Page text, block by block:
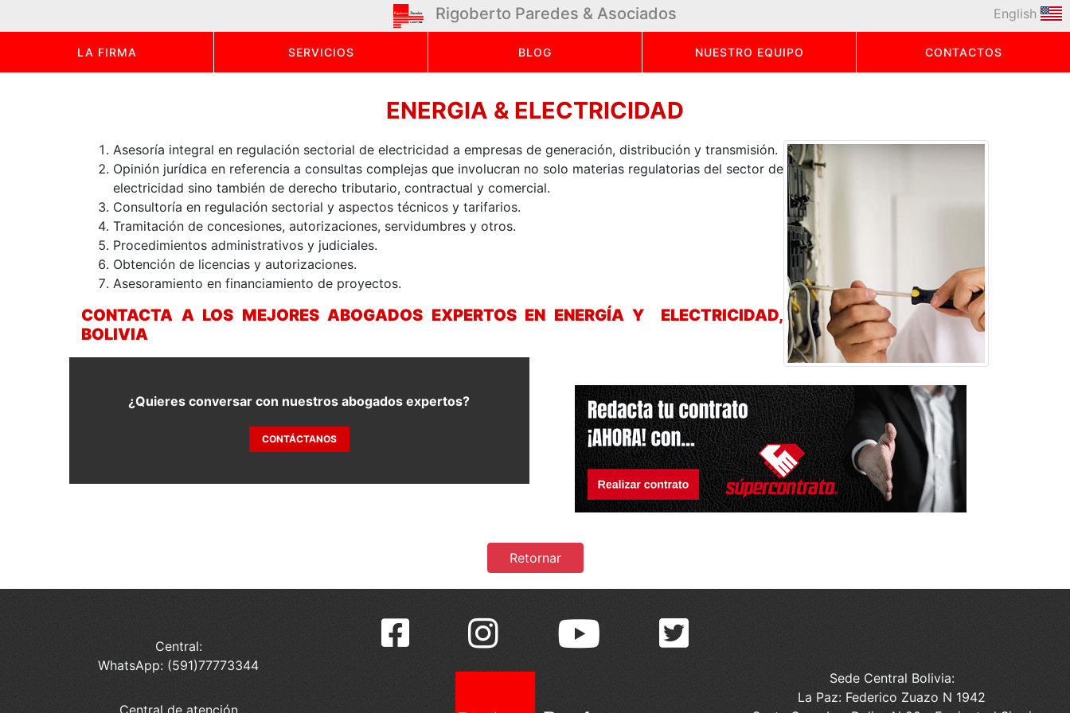
Rigoberto Paredes & Asociados
LA FIRMA SERVICIOS BLOG NUESTRO EQUIPO CONTACTOS
English
ENERGIA & ELECTRICIDAD
Asesoría integral en regulación sectorial de electricidad a empresas de generación, distribución y transmisión.
Opinión jurídica en referencia a consultas complejas que involucran no solo materias regulatorias del sector de
electricidad sino también de derecho tributario, contractual y comercial.
Consultoría en regulación sectorial y aspectos técnicos y tarifarios.
Tramitación de concesiones, autorizaciones, servidumbres y otros.
Procedimientos administrativos y judiciales.
Obtención de licencias y autorizaciones.
Asesoramiento en financiamiento de proyectos.
CONTACTA A LOS MEJORES ABOGADOS EXPERTOS EN ENERGÍA Y ELECTRICIDAD,
BOLIVIA
¿Quieres conversar con nuestros abogados expertos?
CONTÁCTANOS
Retornar
Central:
WhatsApp: (591)77773344
Central de atención
Sede Central Bolivia:
La Paz: Federico Zuazo N 1942